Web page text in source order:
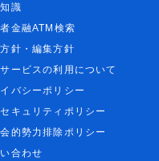
識
金融ATM検索
針・編集方針
ービスの利用について
バシーポリシー
キュリティポリシー
的勢力排除ポリシー
合わせ